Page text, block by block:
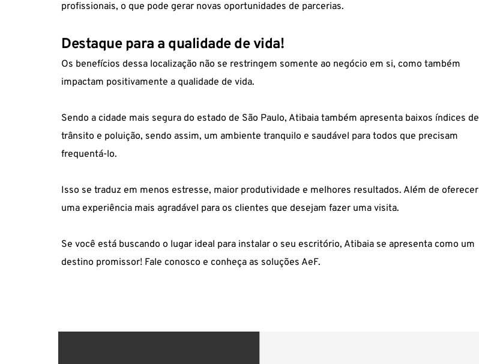
profissionais, o que pode gerar novas oportunidades de parcerias.
Destaque para a qualidade de vida!
Os benefícios dessa localização não se restringem somente ao negócio em si, como também
impactam positivamente a qualidade de vida.
Sendo a cidade mais segura do estado de São Paulo, Atibaia também apresenta baixos índices de
trânsito e poluição, sendo assim, um ambiente tranquilo e saudável para todos que precisam
frequentá-lo.
Isso se traduz em menos estresse, maior produtividade e melhores resultados. Além de oferecer
uma experiência mais agradável para os clientes que desejam fazer uma visita.
Se você está buscando o lugar ideal para instalar o seu escritório, Atibaia se apresenta como um
destino promissor! Fale conosco e conheça as soluções AeF.